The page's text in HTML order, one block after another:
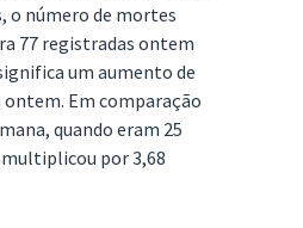
o número de mortes
77 registradas ontem
um aumento de
ontem. Em comparação
quando eram 25
por 3,68